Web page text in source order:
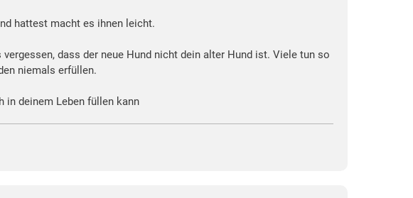
hattest macht es ihnen leicht.
dass der neue Hund nicht dein alter Hund ist. Viele tun so
niemals erfüllen.
in deinem Leben füllen kann